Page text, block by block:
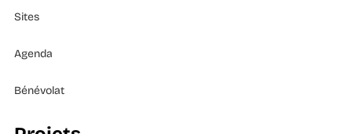
Sites
Agenda
Bénévolat